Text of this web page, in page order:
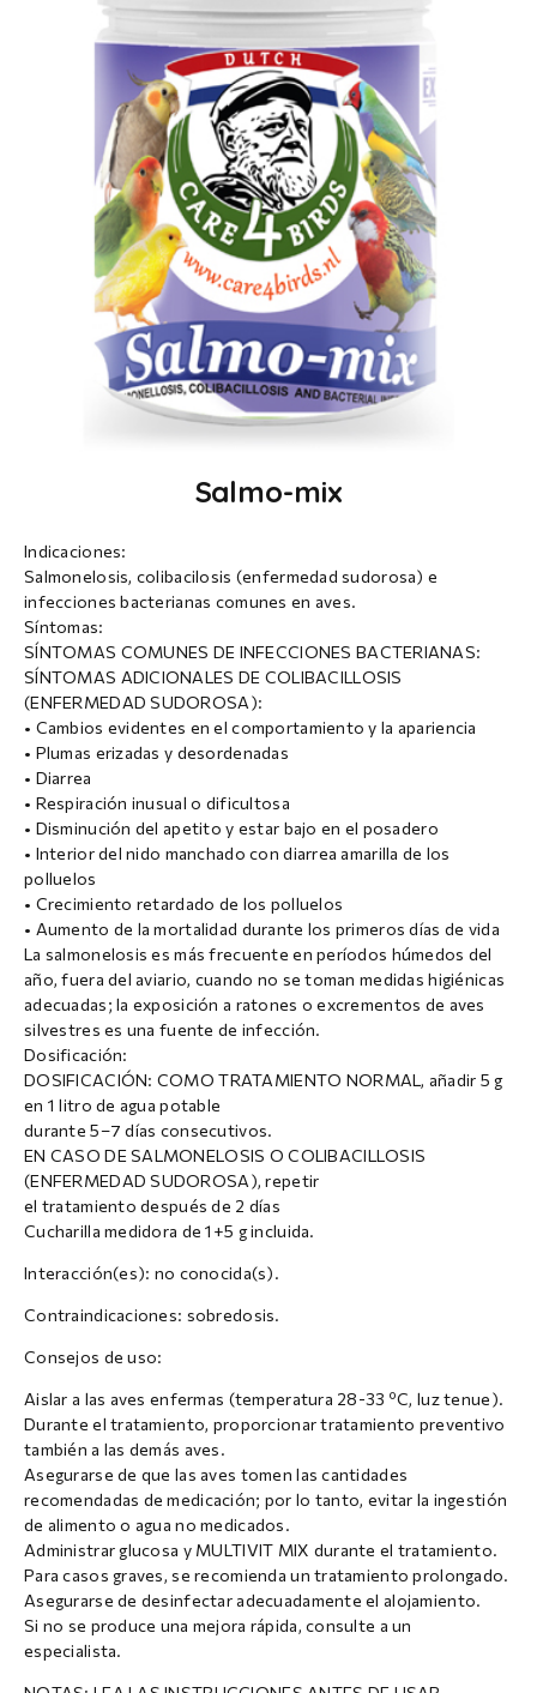
Salmo-mix
Indicaciones:
Salmonelosis, colibacilosis (enfermedad sudorosa) e
infecciones bacterianas comunes en aves.
Síntomas:
SÍNTOMAS COMUNES DE INFECCIONES BACTERIANAS:
SÍNTOMAS ADICIONALES DE COLIBACILLOSIS
(ENFERMEDAD SUDOROSA):
• Cambios evidentes en el comportamiento y la apariencia
• Plumas erizadas y desordenadas
• Diarrea
• Respiración inusual o dificultosa
• Disminución del apetito y estar bajo en el posadero
• Interior del nido manchado con diarrea amarilla de los
polluelos
• Crecimiento retardado de los polluelos
• Aumento de la mortalidad durante los primeros días de vida
La salmonelosis es más frecuente en períodos húmedos del
año, fuera del aviario, cuando no se toman medidas higiénicas
adecuadas; la exposición a ratones o excrementos de aves
silvestres es una fuente de infección.
Dosificación:
DOSIFICACIÓN: COMO TRATAMIENTO NORMAL, añadir 5 g
en 1 litro de agua potable
durante 5–7 días consecutivos.
EN CASO DE SALMONELOSIS O COLIBACILLOSIS
(ENFERMEDAD SUDOROSA), repetir
el tratamiento después de 2 días
Cucharilla medidora de 1+5 g incluida.
Interacción(es): no conocida(s).
Contraindicaciones: sobredosis.
Consejos de uso:
Aislar a las aves enfermas (temperatura 28-33 ºC, luz tenue).
Durante el tratamiento, proporcionar tratamiento preventivo
también a las demás aves.
Asegurarse de que las aves tomen las cantidades
recomendadas de medicación; por lo tanto, evitar la ingestión
de alimento o agua no medicados.
Administrar glucosa y MULTIVIT MIX durante el tratamiento.
Para casos graves, se recomienda un tratamiento prolongado.
Asegurarse de desinfectar adecuadamente el alojamiento.
Si no se produce una mejora rápida, consulte a un
especialista.